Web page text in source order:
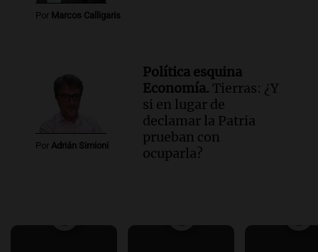
Por Marcos Calligaris
Por Adrián Simioni
Política esquina
Economía. Tierras: ¿Y
si en lugar de
declamar la Patria
prueban con
ocuparla?